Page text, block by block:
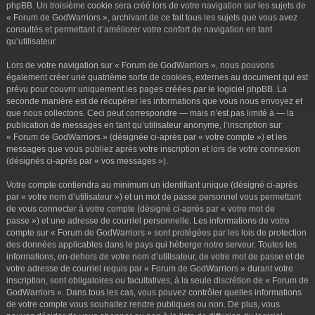
phpBB. Un troisième cookie sera créé lors de votre navigation sur les sujets de
« Forum de GodWarriors », archivant de ce fait tous les sujets que vous avez
consultés et permettant d’améliorer votre confort de navigation en tant
qu’utilisateur.
Lors de votre navigation sur « Forum de GodWarriors », nous pouvons
également créer une quatrième sorte de cookies, externes au document qui est
prévu pour couvrir uniquement les pages créées par le logiciel phpBB. La
seconde manière est de récupérer les informations que vous nous envoyez et
que nous collectons. Ceci peut correspondre — mais n’est pas limité à — la
publication de messages en tant qu’utilisateur anonyme, l’inscription sur
« Forum de GodWarriors » (désignée ci-après par « votre compte ») et les
messages que vous publiez après votre inscription et lors de votre connexion
(désignés ci-après par « vos messages »).
Votre compte contiendra au minimum un identifiant unique (désigné ci-après
par « votre nom d’utilisateur ») et un mot de passe personnel vous permettant
de vous connecter à votre compte (désigné ci-après par « votre mot de
passe ») et une adresse de courriel personnelle. Les informations de votre
compte sur « Forum de GodWarriors » sont protégées par les lois de protection
des données applicables dans le pays qui héberge notre serveur. Toutes les
informations, en-dehors de votre nom d’utilisateur, de votre mot de passe et de
votre adresse de courriel requis par « Forum de GodWarriors » durant votre
inscription, sont obligatoires ou facultatives, à la seule discrétion de « Forum de
GodWarriors ». Dans tous les cas, vous pouvez contrôler quelles informations
de votre compte vous souhaitez rendre publiques ou non. De plus, vous